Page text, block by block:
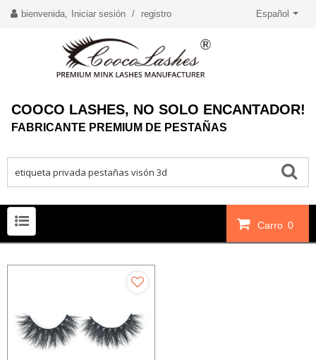
bienvenida, Iniciar sesión / registro Español
COOCO LASHES, NO SOLO ENCANTADOR!
FABRICANTE PREMIUM DE PESTAÑAS
Carro 0